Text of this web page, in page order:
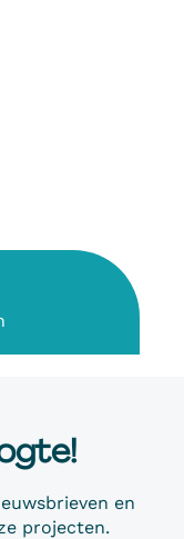
en
projecten.